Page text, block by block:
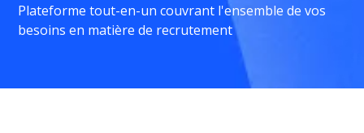
Plateforme tout-en-un couvrant l'ensemble de vos
besoins en matière de recrutement